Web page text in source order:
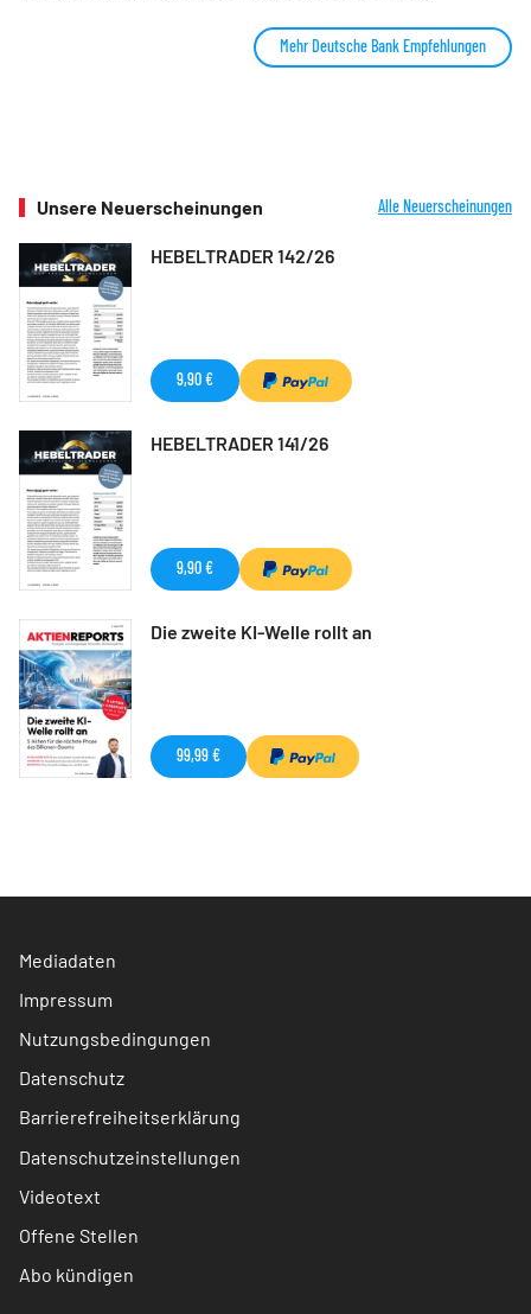
Mehr Deutsche Bank Empfehlungen
Unsere Neuerscheinungen Alle Neuerscheinungen
HEBELTRADER 142/26
9,90 €
HEBELTRADER 141/26
9,90 €
Die zweite KI-Welle rollt an
99,99 €
Mediadaten
Impressum
Nutzungsbedingungen
Datenschutz
Barrierefreiheitserklärung
Datenschutzeinstellungen
Videotext
Offene Stellen
Abo kündigen